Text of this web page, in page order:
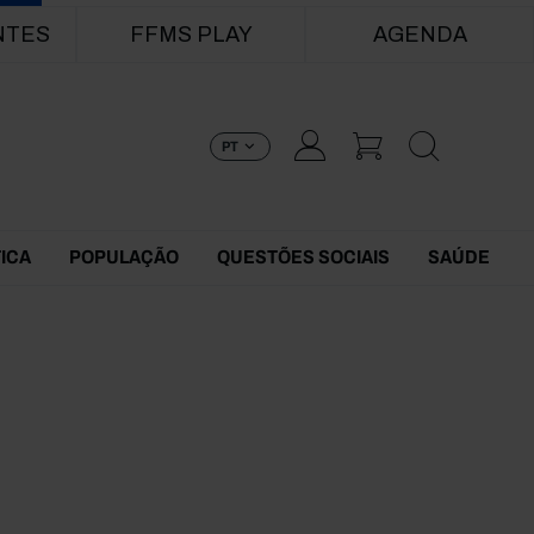
FFMS PLAY AGENDA
PT
POPULAÇÃO QUESTÕES SOCIAIS SAÚDE